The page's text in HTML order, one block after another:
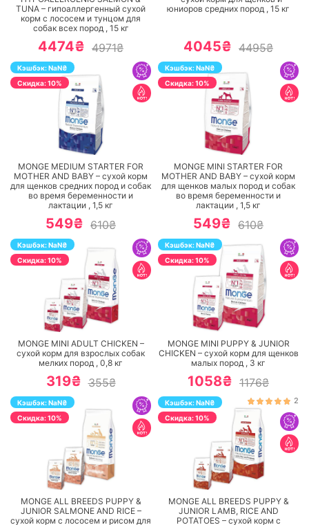
TUNA – гипоаллергенный сухой
корм с лососем и тунцом для
собак всех пород , 15кг
4474₴ 4971₴
юниоров средних пород , 15 кг
4045₴ 4495₴
Кэшбэк:NaN₴
Cкидка: 10%
ПЕРЕЙТИ
MONGE MEDIUM STARTER FOR
MOTHER AND BABY – сухой корм
для щенков средних пород и собак
во время беременности и
лактации , 1,5 кг
549₴ 610₴
Кэшбэк:NaN₴
Cкидка: 10%
ПЕРЕЙТИ
MONGE MINI STARTER FOR
MOTHER AND BABY – сухой корм
для щенков малых пород и собак
во время беременности и
лактации , 1,5 кг
549₴ 610₴
Кэшбэк:NaN₴
Cкидка: 10%
ПЕРЕЙТИ
MONGE MINI ADULT CHICKEN –
сухой корм для взрослых собак
мелких пород , 0,8 кг
319₴ 355₴
Кэшбэк:NaN₴
Cкидка: 10%
ПЕРЕЙТИ
MONGE MINI PUPPY & JUNIOR
CHICKEN – сухой корм для щенков
малых пород , 3 кг
1058₴ 1176₴
Кэшбэк:NaN₴
Cкидка: 10%
ПЕРЕЙТИ
MONGE ALL BREEDS PUPPY &
JUNIOR SALMONE AND RICE –
сухой корм с лососем и рисом для
Кэшбэк:NaN₴
Cкидка: 10%
2
ПЕРЕЙТИ
MONGE ALL BREEDS PUPPY &
JUNIOR LAMB, RICE AND
POTATOES – сухой корм с